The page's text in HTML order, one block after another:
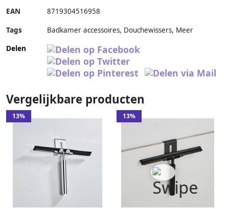
EAN 8719304516958
Tags
Badkamer accessoires, Douchewissers, Meer
Delen
Vergelijkbare producten
13% 13%